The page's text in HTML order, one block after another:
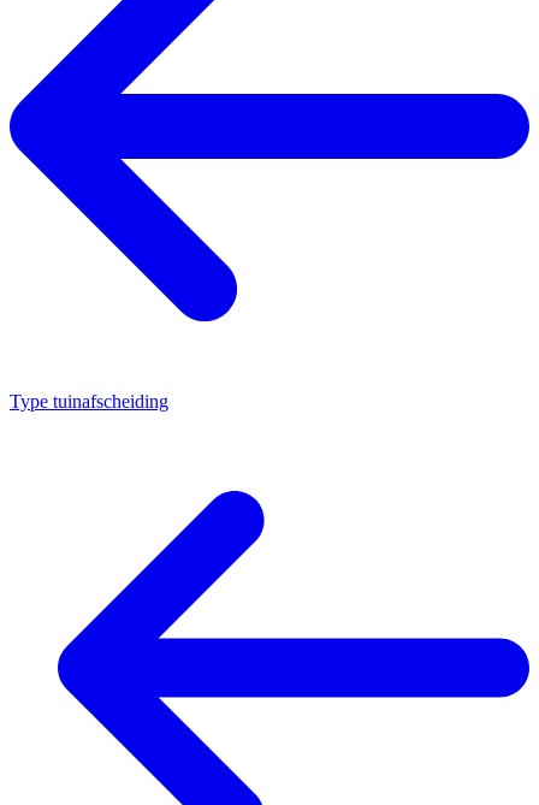
Type tuinafscheiding